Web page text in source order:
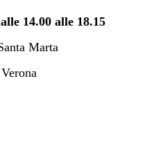
14.00 alle 18.15
Marta